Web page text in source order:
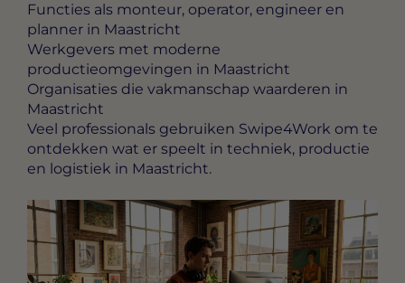
Functies als monteur, operator, engineer en
planner in Maastricht
Werkgevers met moderne
productieomgevingen in Maastricht
Organisaties die vakmanschap waarderen in
Maastricht
Veel professionals gebruiken Swipe4Work om te
ontdekken wat er speelt in techniek, productie
en logistiek in Maastricht.